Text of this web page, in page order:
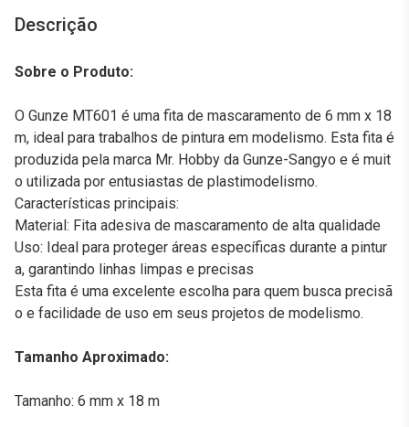
Descrição
Sobre o Produto:
O Gunze MT601 é uma fita de mascaramento de 6 mm x 18
m, ideal para trabalhos de pintura em modelismo. Esta fita é
produzida pela marca Mr. Hobby da Gunze-Sangyo e é muit
o utilizada por entusiastas de plastimodelismo.
Características principais:
Material: Fita adesiva de mascaramento de alta qualidade
Uso: Ideal para proteger áreas específicas durante a pintur
a, garantindo linhas limpas e precisas
Esta fita é uma excelente escolha para quem busca precisã
o e facilidade de uso em seus projetos de modelismo.
Tamanho Aproximado:
Tamanho: 6 mm x 18 m